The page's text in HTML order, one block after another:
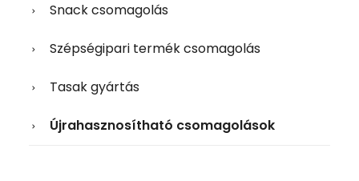
Snack csomagolás
Szépségipari termék csomagolás
Tasak gyártás
Újrahasznosítható csomagolások